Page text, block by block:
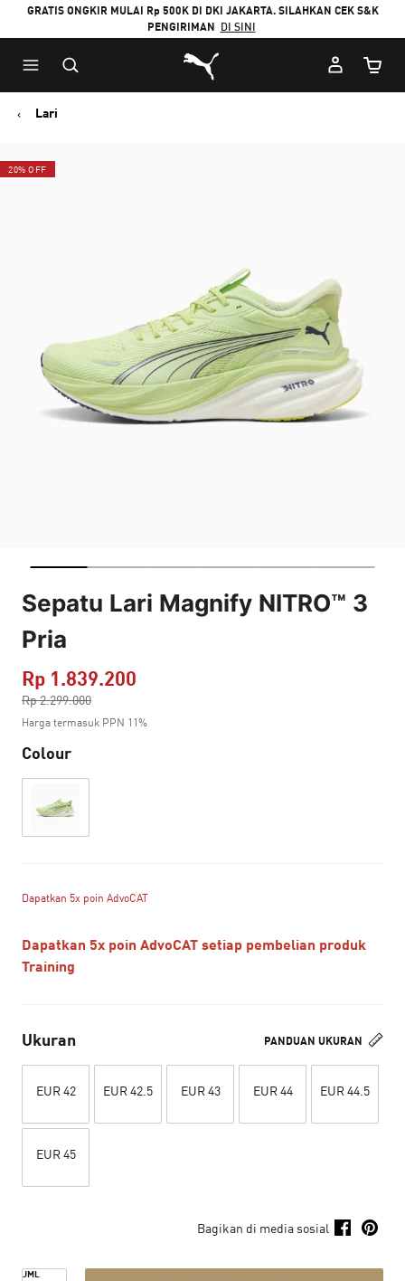
GRATIS ONGKIR MULAI Rp 500K DI DKI JAKARTA. SILAHKAN CEK S&K
PENGIRIMAN DI SINI
Puma Beranda
Lari
20% OFF
Sepatu Lari Magnify NITRO™ 3
Pria
Rp 1.839.200
Rp 2.299.000
ke
Harga termasuk PPN 11%
Colour
Dapatkan 5x poin AdvoCAT
Dapatkan 5x poin AdvoCAT setiap pembelian produk
Training
PANDUAN UKURAN
Ukuran
EUR 42 EUR 42.5 EUR 43 EUR 44 EUR 44.5
EUR 45
Bagikan di media sosial
JML